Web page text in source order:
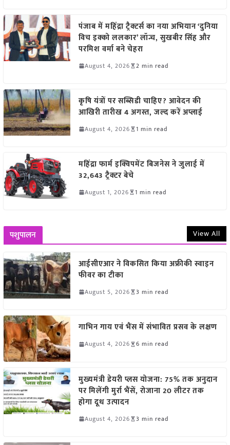
पंजाब में महिंद्रा ट्रैक्टर्स का नया अभियान ‘दुनिया
विच इक्को ललकार’ लॉन्च, सुखबीर सिंह और
परमिश वर्मा बने चेहरा
August 4, 2026 2 min read
कृषि यंत्रों पर सब्सिडी चाहिए? आवेदन की
आखिरी तारीख 4 अगस्त, जल्द करें अप्लाई
August 4, 2026 1 min read
महिंद्रा फार्म इक्विपमेंट बिजनेस ने जुलाई में
32,643 ट्रैक्टर बेचे
August 1, 2026 1 min read
पशुपालन View All
आईसीएआर ने विकसित किया अफ्रीकी स्वाइन
फीवर का टीका
August 5, 2026 3 min read
गाभिन गाय एवं भैंस में संभावित प्रसव के लक्षण
August 4, 2026 6 min read
मुख्यमंत्री डेयरी प्लस योजना: 75% तक अनुदान
पर मिलेंगी मुर्रा भैंसें, रोजाना 20 लीटर तक
होगा दूध उत्पादन
August 4, 2026 3 min read